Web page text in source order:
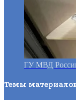
ГУ МВД
Темы